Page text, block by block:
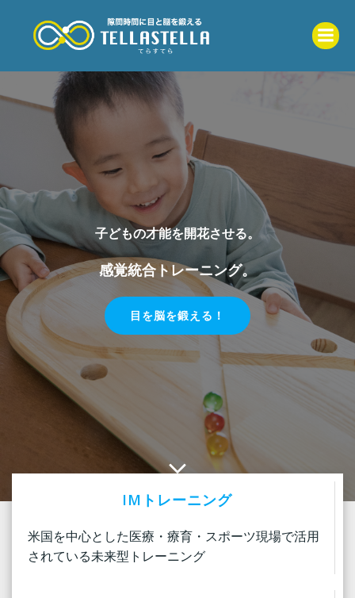
ン
テ
ツ
へ
ス
キ
ッ
プ
子どもの才能を開花させる。
感覚統合トレーニング。
目を脳を鍛える！
IMトレーニング
米国を中心とした医療・療育・スポーツ現場で活用
されている未来型トレーニング